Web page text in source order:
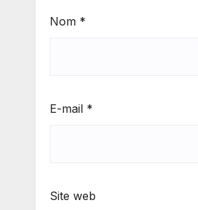
Nom *
E-mail *
Site web